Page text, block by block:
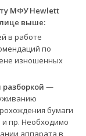
МФУ Hewlett
выше:
в работе
по
изношенных
—
бумаги
и пр. Необходимо
аппарата в